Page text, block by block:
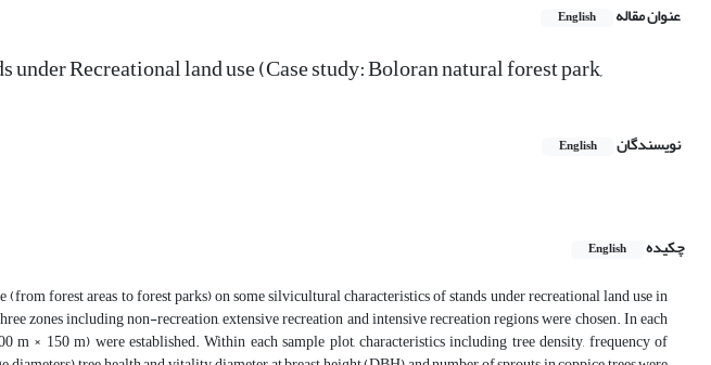
عنوان مقاله English
Recreational land use (Case study: Boloran natural forest park,
نویسندگان English
چکیده
English
(from forest areas to forest parks) on some silvicultural characteristics of stands under recreational land use in
zones including non-recreation, extensive recreation and intensive recreation regions were chosen. In each
m × 150 m) were established. Within each sample plot, characteristics including tree density, frequency of